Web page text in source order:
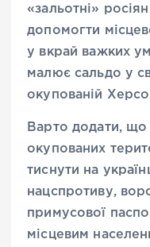
«зальотні»
допомогти
у вкрай важких
малює сальдо у
окупованій
Варто додати, що
окупованих
тиснути на
нацспротиву,
примусової
місцевим